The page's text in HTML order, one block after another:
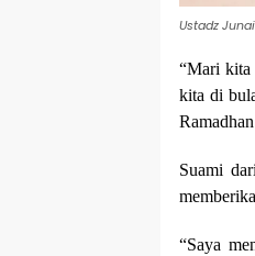
Ustadz
“Mari kita
kita di
Suami
“Saya